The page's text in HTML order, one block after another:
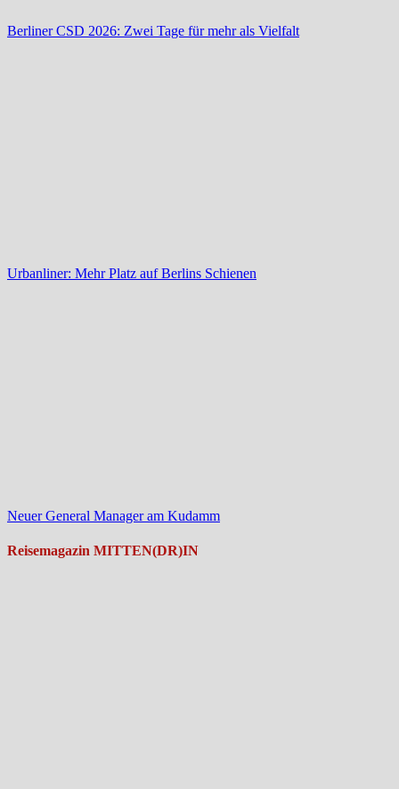
Berliner CSD 2026: Zwei Tage für mehr als Vielfalt
Urbanliner: Mehr Platz auf Berlins Schienen
Neuer General Manager am Kudamm
Reisemagazin MITTEN(DR)IN